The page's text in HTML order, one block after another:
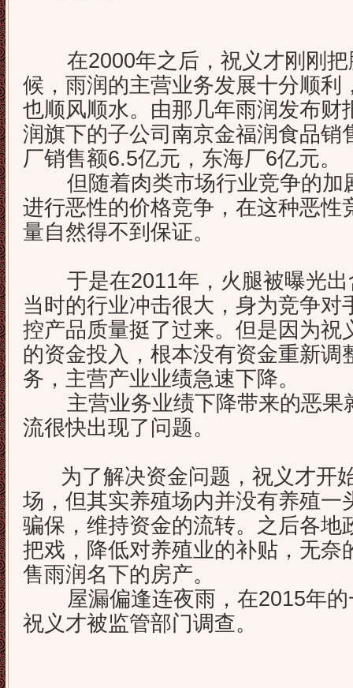
在2000年之后，祝义才刚刚把
候，雨润的主营业务发展十分顺利
也顺风顺水。由那几年雨润发布财
润旗下的子公司南京金福润食品销
厂销售额6.5亿元，东海厂6亿元。
但随着肉类市场行业竞争的加
进行恶性的价格竞争，在这种恶性
量自然得不到保证。
于是在2011年，火腿被曝光出
当时的行业冲击很大，身为竞争对
控产品质量挺了过来。但是因为祝
的资金投入，根本没有资金重新调
务，主营产业业绩急速下降。
主营业务业绩下降带来的恶果
流很快出现了问题。
为了解决资金问题，祝义才开
场，但其实养殖场内并没有养殖一
骗保，维持资金的流转。之后各地
把戏，降低对养殖业的补贴，无奈
售雨润名下的房产。
屋漏偏逢连夜雨，在2015年的
祝义才被监管部门调查。